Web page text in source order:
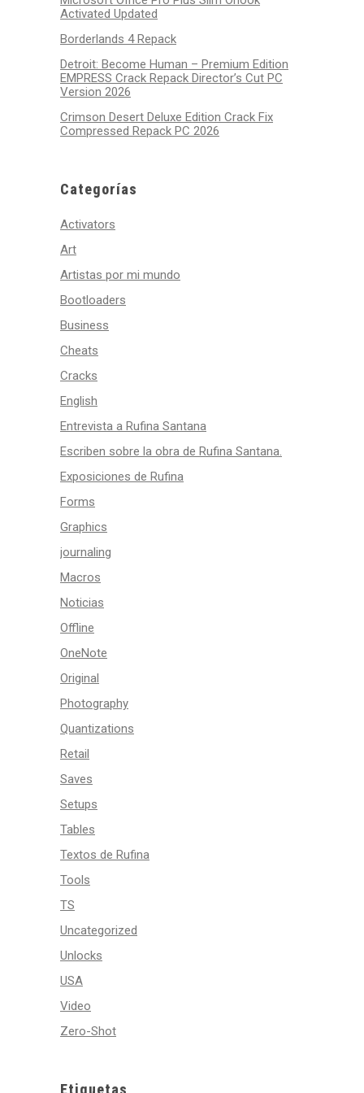
Activated Updated
Borderlands 4 Repack
Detroit: Become Human – Premium Edition
EMPRESS Crack Repack Director’s Cut PC
Version 2026
Crimson Desert Deluxe Edition Crack Fix
Compressed Repack PC 2026
Categorías
Activators
Art
Artistas por mi mundo
Bootloaders
Business
Cheats
Cracks
English
Entrevista a Rufina Santana
Escriben sobre la obra de Rufina Santana.
Exposiciones de Rufina
Forms
Graphics
journaling
Macros
Noticias
Offline
OneNote
Original
Photography
Quantizations
Retail
Saves
Setups
Tables
Textos de Rufina
Tools
TS
Uncategorized
Unlocks
USA
Video
Zero-Shot
Etiquetas